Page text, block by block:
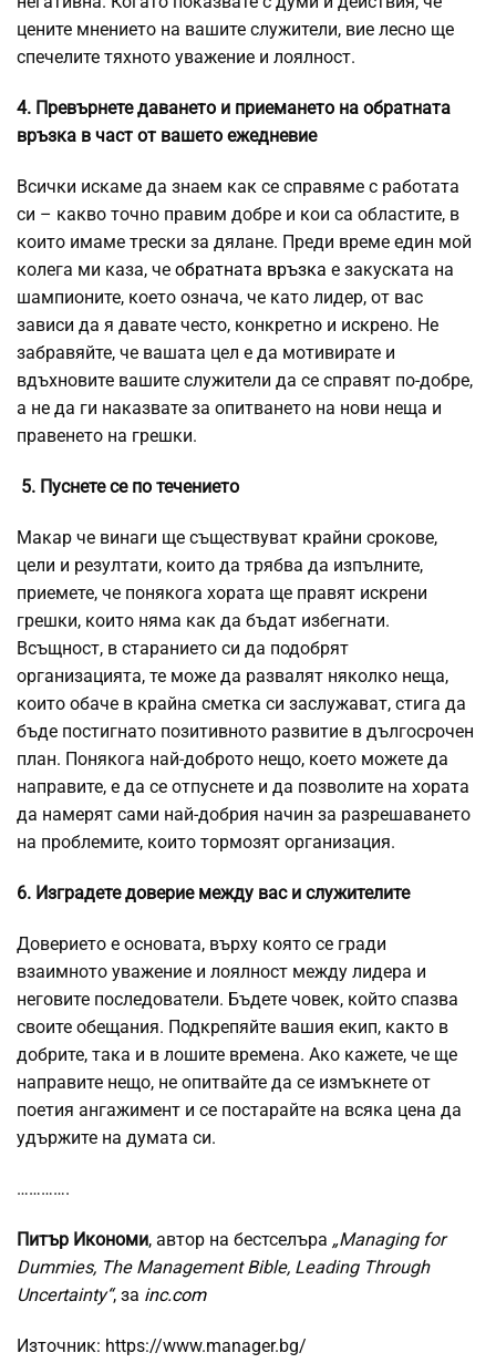
цените мнението на вашите служители, вие лесно ще
спечелите тяхното уважение и лоялност.
4. Превърнете даването и приемането на обратната
връзка в част от вашето ежедневие
Всички искаме да знаем как се справяме с работата
си – какво точно правим добре и кои са областите, в
които имаме трески за дялане. Преди време един мой
колега ми каза, че обратната връзка е закуската на
шампионите, което означа, че като лидер, от вас
зависи да я давате често, конкретно и искрено. Не
забравяйте, че вашата цел е да мотивирате и
вдъхновите вашите служители да се справят по-добре,
а не да ги наказвате за опитването на нови неща и
правенето на грешки.
5. Пуснете се по течението
Макар че винаги ще съществуват крайни срокове,
цели и резултати, които да трябва да изпълните,
приемете, че понякога хората ще правят искрени
грешки, които няма как да бъдат избегнати.
Всъщност, в старанието си да подобрят
организацията, те може да развалят няколко неща,
които обаче в крайна сметка си заслужават, стига да
бъде постигнато позитивното развитие в дългосрочен
план. Понякога най-доброто нещо, което можете да
направите, е да се отпуснете и да позволите на хората
да намерят сами най-добрия начин за разрешаването
на проблемите, които тормозят организация.
6. Изградете доверие между вас и служителите
Доверието е основата, върху която се гради
взаимното уважение и лоялност между лидера и
неговите последователи. Бъдете човек, който спазва
своите обещания. Подкрепяйте вашия екип, както в
добрите, така и в лошите времена. Ако кажете, че ще
направите нещо, не опитвайте да се измъкнете от
поетия ангажимент и се постарайте на всяка цена да
удържите на думата си.
………….
Питър Икономи, автор на бестселъра „Managing for
Dummies, The Management Bible, Leading Through
Uncertainty“, за inc.com
Източник: https://www.manager.bg/